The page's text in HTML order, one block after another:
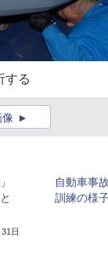
する
日
自動車事
訓練の様